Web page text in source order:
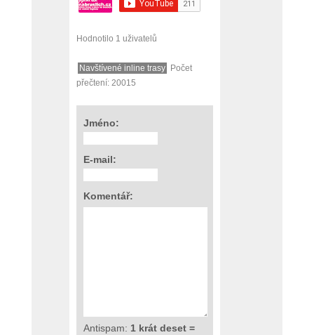
Hodnotilo 1 uživatelů
Navštívené inline trasy
Počet
přečtení: 20015
Jméno:
E-mail:
Komentář:
Antispam: 1 krát deset =